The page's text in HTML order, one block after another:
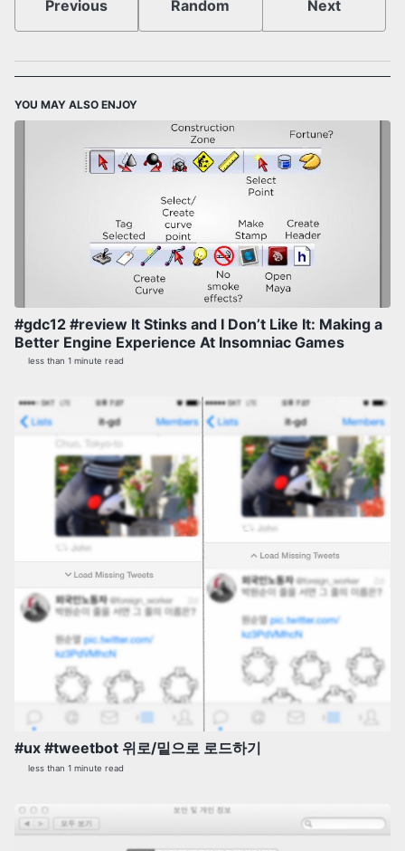
Previous Random Next
YOU MAY ALSO ENJOY
#gdc12 #review It Stinks and I Don’t Like It: Making a
Better Engine Experience At Insomniac Games
less than 1 minute read
#ux #tweetbot 위로/밑으로 로드하기
less than 1 minute read